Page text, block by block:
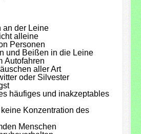
an der Leine
alleine
Personen
und Beißen in die Leine
Autofahren
aller Art
oder Silvester
häufiges und inakzeptables
Konzentration des
Menschen